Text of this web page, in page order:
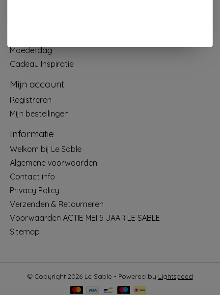
Moederdag
Cadeau Inspiratie
Mijn account
Registreren
Mijn bestellingen
Informatie
Welkom bij Le Sable
Algemene voorwaarden
Contact info
Privacy Policy
Verzenden & Retourneren
Voorwaarden ACTIE MEI 5 JAAR LE SABLE
Sitemap
© Copyright 2026 Le Sable - Powered by Lightspeed